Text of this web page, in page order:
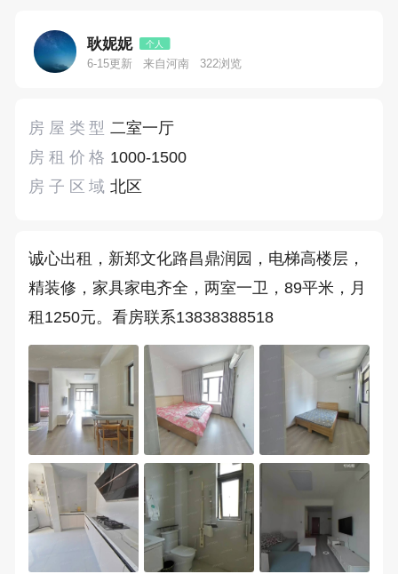
耿妮妮 个人
6-15更新 来自河南 322浏览
房屋类型 二室一厅
房租价格 1000-1500
房子区域 北区
诚心出租，新郑文化路昌鼎润园，电梯高楼层，
精装修，家具家电齐全，两室一卫，89平米，月
租1250元。看房联系13838388518